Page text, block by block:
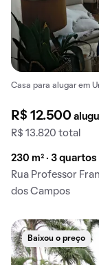
Casa para alugar em
R$ 12.500
R$ 13.820 total
230 m² · 3 quartos
Rua Professor
dos Campos
Baixou o preço